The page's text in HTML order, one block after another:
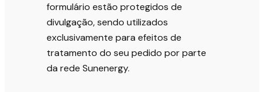
formulário estão protegidos de
divulgação, sendo utilizados
exclusivamente para efeitos de
tratamento do seu pedido por parte
da rede Sunenergy.